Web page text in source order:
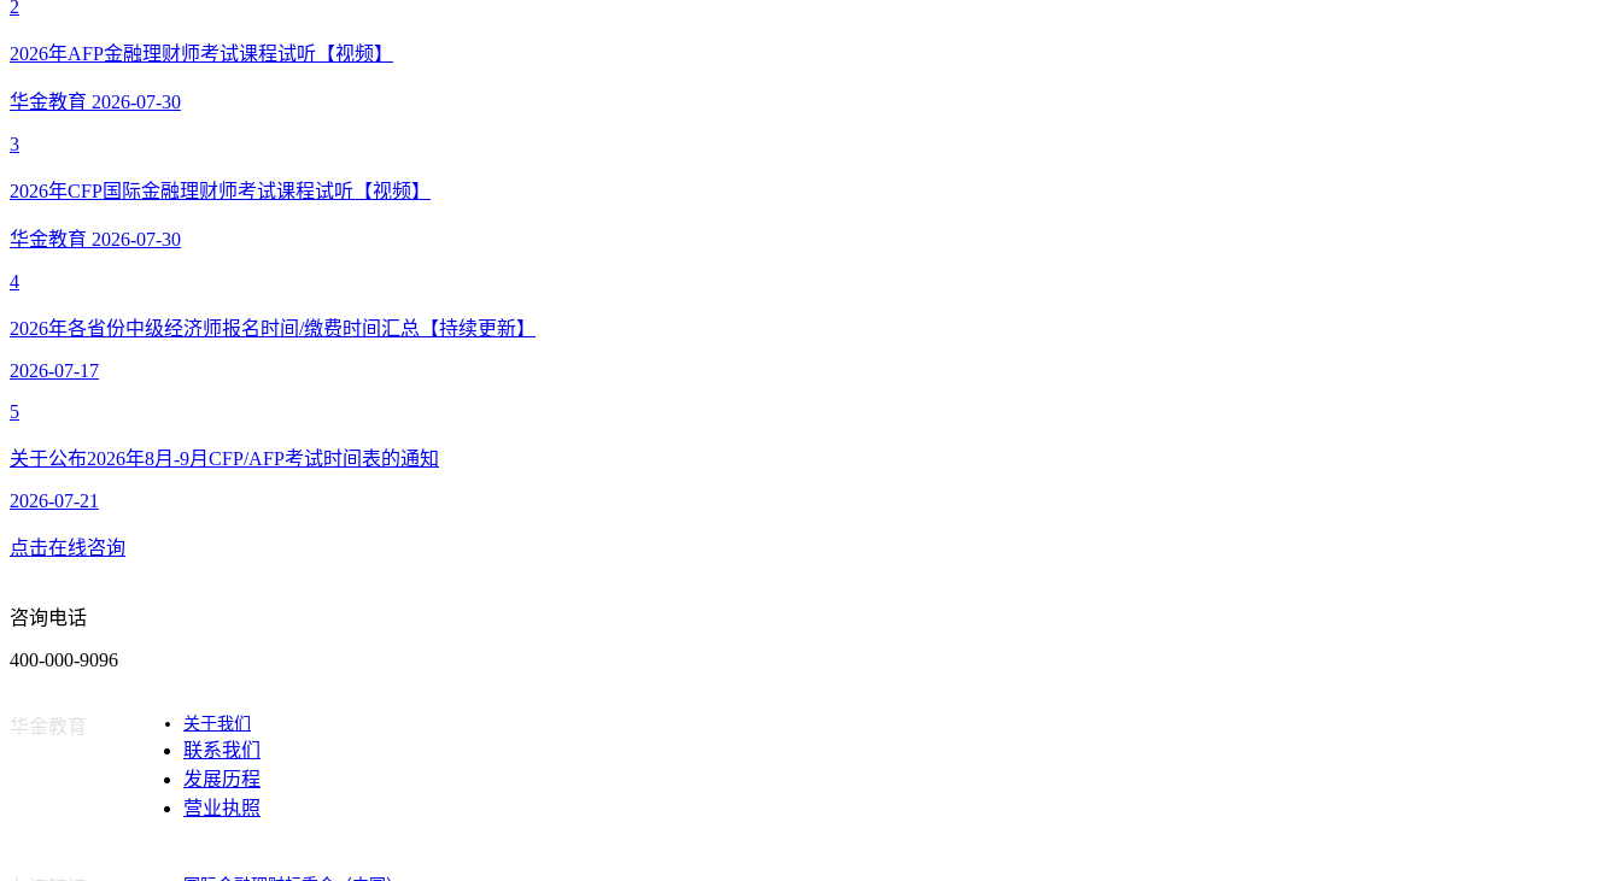
2
2026年AFP金融理财师考试课程试听【视频】
华金教育 2026-07-30
3
2026年CFP国际金融理财师考试课程试听【视频】
华金教育 2026-07-30
4
2026年各省份中级经济师报名时间/缴费时间汇总【持续更新】
2026-07-17
5
关于公布2026年8月-9月CFP/AFP考试时间表的通知
2026-07-21
点击在线咨询
咨询电话
400-000-9096
华金教育 关于我们
联系我们
发展历程
营业执照